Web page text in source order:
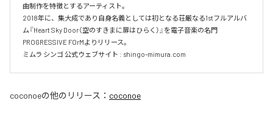
曲制作を特徴とするアーティスト。
2018年に、集大成であり自身名義としては初となる荘厳なる1stフルアルバ
ム『Heart Sky Door（空のすきまに扉はひらく）』を電子音楽の名門
PROGRESSIVE FOrMよりリリース。
ミムラ シンゴ 公式ウェブサイト : shingo-mimura.com
coconoeの他のリリース： coconoe